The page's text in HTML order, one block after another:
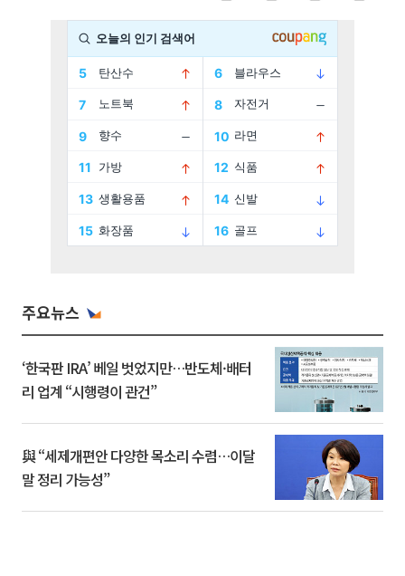
주요뉴스
‘한국판 IRA’ 베일 벗었지만…반도체·배터
리 업계 “시행령이 관건”
與 “세제개편안 다양한 목소리 수렴…이달
말 정리 가능성”